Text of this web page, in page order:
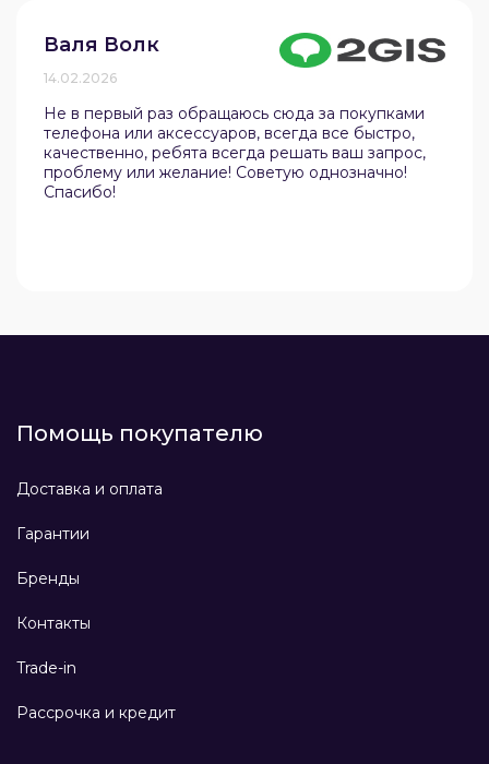
Валя Волк
14.02.2026
Не в первый раз обращаюсь сюда за покупками
телефона или аксессуаров, всегда все быстро,
качественно, ребята всегда решать ваш запрос,
проблему или желание! Советую однозначно!
Спасибо!
Помощь покупателю
Доставка и оплата
Гарантии
Бренды
Контакты
Trade-in
Рассрочка и кредит